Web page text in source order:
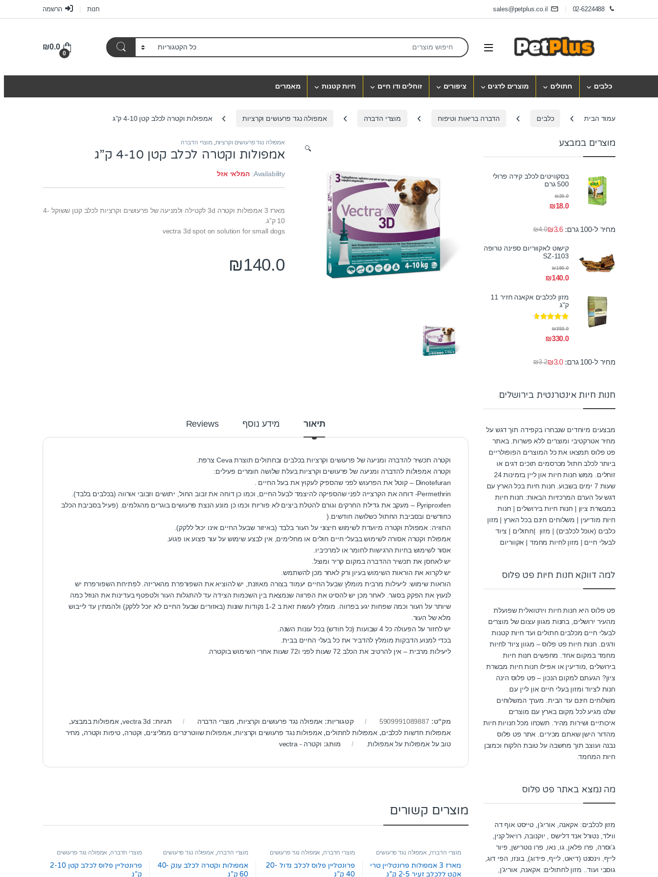
Skip to navigation
02-6224488
sales@petplus.co.il חנות הרשמה
Open
Search for:
0
₪0.0
כלבים חתולים מוצרים לדגים ציפורים זוחלים ודו חיים חיות קטנות מאמרים
עמוד הבית כלבים הדברה בריאות וטיפוח מוצרי הדברה אמפולה נגד פרעושים וקרציות אמפולות וקטרה לכלב קטן 4-10 ק”ג
🔍
אמפולה נגד פרעושים וקרציות ,מוצרי הדברה
אמפולות וקטרה לכלב קטן 4-10 ק”ג
Availability: המלאי אזל
מארז 3 אמפולות וקטרה 3d לקטילה ולמניעה של פרעושים וקרציות לכלב קטן ששוקל 4-
10 ק”ג.
vectra 3d spot on solution for small dogs
₪140.0
תיאור מידע נוסף Reviews
וקטרה תכשיר להדברה ומניעה של פרעושים וקרציות בכלבים ובחתולים תוצרת Ceva צרפת.
וקטרה אמפולות להדברה ומניעה של פרעושים וקרציות בעלת שלושה חומרים פעילים:
Dinotefuran – קוטל את הפרעוש לפני שהספיק לעקוץ את בעל החיים .
Permethrin- דוחה את הקרצייה לפני שהספיקה להיצמד לבעל החיים, וכמו כן דוחה את זבוב החול, יתושים וזבובי אורווה (בכלבים בלבד).
Pyriproxfen – מעקב את גדילת החרקים וגורם להטלת ביצים לא פוריות וכמו כן מונע הנצת פרעושים בוגרים מהגלמים. (פעיל בסביבת הכלב
כחודשים ובסביבת החתול כשלושה חודשים.(
התוויה: אמפולת וקטרה מיועדת לשימוש חיצוני על העור בלבד (באיזור שבעל החיים אינו יכול ללקק).
אמפולת וקטרה אסורה לשימוש בבעלי חיים חולים או מחלימים, אין לבצע שימוש על עור פצוע או פגוע.
אסור לשימוש בחיות הרגישות לחומר או למרכיביו.
יש לאחסן את תכשיר ההדברה במקום קריר ומוצל.
יש לקרוא את הוראות השימוש בעיון ורק לאחר מכן להשתמש.
הוראות שימוש: ליעילות מרבית מומלץ שבעל החיים יעמוד בצורה מאוזנת, יש להוציא את השפורפרת מהאריזה. לפתיחת השפורפרת יש
לנעוץ את הפקק בסוגר. לאחר מכן יש להסיט את הפרווה שנמצאת בין השכמות הצידה עד להתגלות העור ולטפטף בעדינות את הנוזל כמה
שיותר על העור וכמה שפחות יגע בפרווה. מומלץ לעשות זאת ב 1-2 נקודות שונות (באזורים שבעל החיים לא יוכל ללקק) ולהמתין עד לייבוש
מלא של העור.
יש לחזור על הפעולה כל 4 שבועות (כל חודש) בכל עונות השנה.
בכדי למנוע הדבקות מומלץ להדביר את כל בעלי החיים בבית.
ליעילות מרבית – אין להרטיב את הכלב 72 שעות לפני ו72 שעות אחרי השימוש בוקטרה.
מק"ט: 5909991089887 קטגוריות: אמפולה נגד פרעושים וקרציות, מוצרי הדברה תגיות: vectra 3d
, אמפולות במבצע,
אמפולות חדשות לכלבים, אמפולות לחתולים, אמפולות נגד פרעושים וקרציות, אמפולות שווטרינרים ממליצים, וקטרה, טיפות וקטרה, מחיר
טוב על אמפולות על אמפולות.
מותג: וקטרה - vectra
מוצרים קשורים
מוצרי הדברה אמפולה נגד פרעושים
מארז 3 אמפולות פרונטליין טרי
אקט ללכלב זעיר 2-5 ק”ג
מוצרי הדברה אמפולה נגד פרעושים
פרונטליין פלוס לכלב גדול 20-
40 ק”ג
מוצרי הדברה אמפולה נגד פרעושים
אמפולות וקטרה לכלב ענק 40-
60 ק”ג
מוצרי הדברה אמפולה נגד פרעושים
פרונטליין פלוס לכלב קטן 2-10
ק”ג
מוצרים במבצע
בסקוויטים לכלב קירה פרולי
500 גרם
₪18.0
₪20.0
מחיר ל-100 גרם: ₪4.0₪3.6
קישוט לאקווריום ספינה טרופה
SZ-1103
₪140.0
₪190.0
מזון לכלבים אקאנה חזיר 11
ק"ג
דורג4.50
₪330.0
₪353.0
מחיר ל-100 גרם: ₪3.2₪3.0
חנות חיות אינטרנטית בירושלים
מבצעים מיוחדים שנבחרו בקפידה תוך דגש על
מחיר אטרקטיבי ומוצרים ללא פשרות. באתר
פט פלוס תמצאו את כל המוצרים הפופולריים
ביותר לכלב חתול מכרסמים תוכים דגים או
זוחלים. ממש חנות חיות און ליין בזמינות 24
שעות 7 ימים בשבוע. חנות חיות בכל הארץ עם
דגש על הערם המרכזיות הבאות: חנות חיות
במבשרת ציון | חנות חיות בירושלים | חנות
חיות מודיעין | משלוחים חינם בכל הארץ | מזון
כלבים (אוכל לכלבים) | מזון |חתולים | ציוד
לבעלי חיים | מזון לחיות מחמד | אקווריום
למה דווקא חנות חיות פט פלוס
פט פלוס היא חנות חיות וירטואלית שפועלת
מהעיר ירושלים, בחנות מגוון עצום של מוצרים
לבעלי חיים מכלבים חתולים ועד חיות קטנות
ודגים. חנות חיות פט פלוס – מגוון ציוד לחיות
מחמד במקום אחד. מחפשים חנות חיות
בירושלים ,מודיעין או אפילו חנות חיות מבשרת
ציון? הגעתם למקום הנכון – פט פלוס הינה
חנות לציוד ומזון בעלי חיים און ליין עם
משלוחים חינם עד הבית. מערך המשלוחים
שלנו מגיע לכל מקום בארץ עם מוצרים
איכותיים ושירות מהיר. תשכחו מכל חנויות חיות
מהדור הישן שאתם מכירים. אתר פט פלוס
נבנה ועוצב תוך מחשבה על טובת הלקוח וכמובן
חיות המחמד.
מה נמצא באתר פט פלוס
מזון לכלבים: אקאנה, אוריג’ן, טייסט אוף דה
ווילד, נטורל אנד דלישס , יוקנובה, רויאל קנין,
ג’וסרה, פרו פלאן, גו, נאו, פרו נוטרישן, פיור
לייף, וינסנט (דיאט, לייף, פידוג), בונזו, הפי דוג,
גוסבי ועוד.. מזון לחתולים: אקאנה, אוריג’ן,